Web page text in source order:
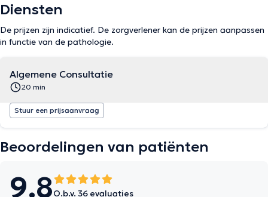
Diensten
De prijzen zijn indicatief. De zorgverlener kan de prijzen aanpassen
in functie van de pathologie.
Algemene Consultatie
20 min
Stuur een prijsaanvraag
Beoordelingen van patiënten
9.8O.b.v. 36 evaluaties